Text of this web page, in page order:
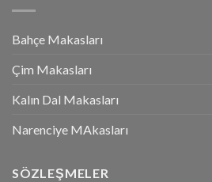
Bahçe Makasları
Çim Makasları
Kalın Dal Makasları
Narenciye MAkasları
SÖZLEŞMELER